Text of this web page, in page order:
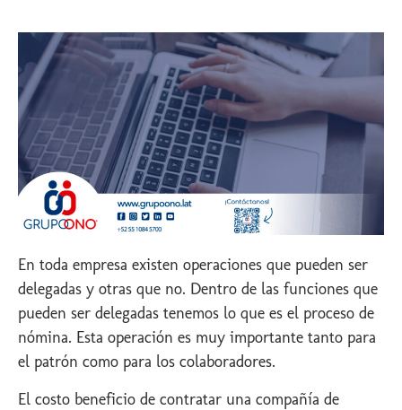
En toda empresa existen operaciones que pueden ser
delegadas y otras que no. Dentro de las funciones que
pueden ser delegadas tenemos lo que es el proceso de
nómina. Esta operación es muy importante tanto para
el patrón como para los colaboradores.
El costo beneficio de contratar una compañía de